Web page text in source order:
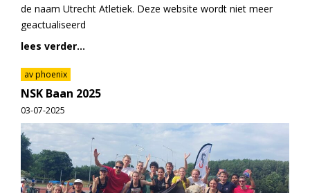
de naam Utrecht Atletiek. Deze website wordt niet meer
geactualiseerd
lees verder...
av phoenix
NSK Baan 2025
03-07-2025